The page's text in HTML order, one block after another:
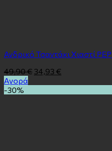
Ανδρικό Τσαντάκι Χιαστί
49,90€ 34,93 €
Αγορά
-30%